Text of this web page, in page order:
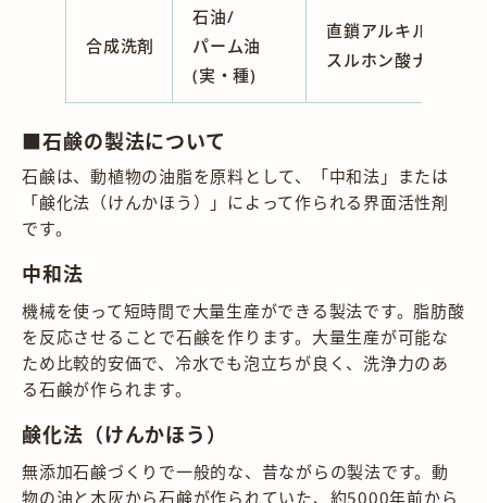
合成洗剤
石油/
パーム油
(実・種)
直鎖アルキルベンゼ
スルホン酸ナトリ
■石鹸の製法について
石鹸は、動植物の油脂を原料として、「中和法」または
「鹸化法（けんかほう）」によって作られる界面活性剤
です。
中和法
機械を使って短時間で大量生産ができる製法です。脂肪酸
を反応させることで石鹸を作ります。大量生産が可能な
ため比較的安価で、冷水でも泡立ちが良く、洗浄力のあ
る石鹸が作られます。
鹸化法（けんかほう）
無添加石鹸づくりで一般的な、昔ながらの製法です。動
物の油と木灰から石鹸が作られていた、約5000年前から